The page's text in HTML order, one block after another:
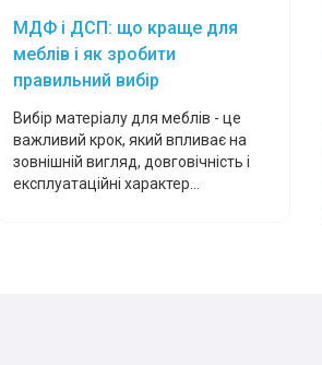
МДФ і ДСП: що краще для
меблів і як зробити
правильний вибір
Вибір матеріалу для меблів - це
важливий крок, який впливає на
зовнішній вигляд, довговічність і
експлуатаційні характер...